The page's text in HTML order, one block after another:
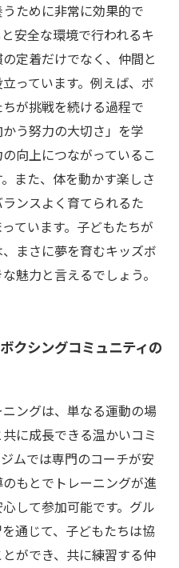
ために非常に効果的で
安全な環境で行われるキ
定着だけでなく、仲間と
っています。例えば、ボ
が挑戦を続ける過程で
う努力の大切さ」を学
向上につながっているこ
また、体を動かす楽しさ
ンスよく育てられるた
ています。子どもたちが
まさに夢を育むキッズボ
魅力と言えるでしょう。
クシングコミュニティの
ングは、単なる運動の場
に成長できる温かいコミ
ムでは専門のコーチが安
もとでトレーニングが進
して参加可能です。グル
通じて、子どもたちは協
ができ、共に練習する仲